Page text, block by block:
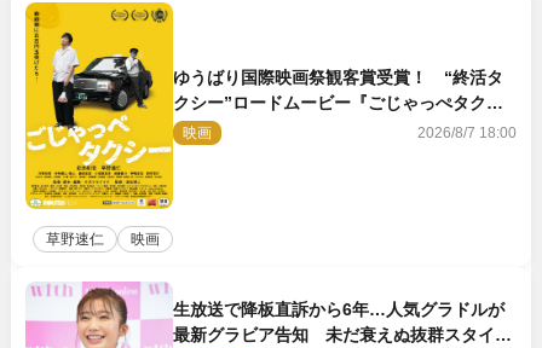
ゆうばり国際映画祭観客賞受賞！ “終活タ
クシー”ロードムービー『ごじゃっぺタクシ
ー』10月公開＆予告解禁
映画 2026/8/7 18:00
草野速仁 映画
生放送で降板直訴から6年…人気グラドルが
最新グラビア告知 未だ衰えぬ抜群スタイル